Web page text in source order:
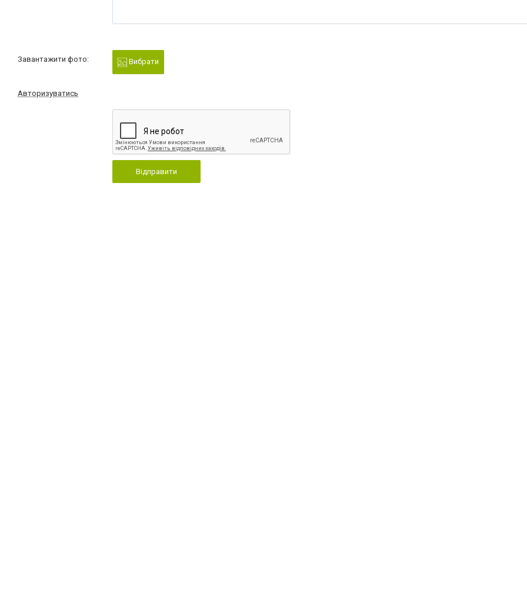
Завантажити фото: Вибрати
Авторизуватись
Відправити